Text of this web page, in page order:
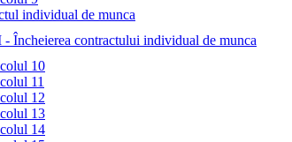
individual de munca
Încheierea contractului individual de munca
10
11
12
13
14